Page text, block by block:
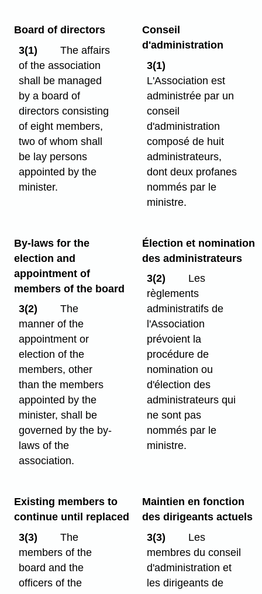
Board of directors
3(1)
The affairs
of the association
shall be managed
by a board of
directors consisting
of eight members,
two of whom shall
be lay persons
appointed by the
minister.
Conseil
d'administration
3(1)
L'Association est
administrée par un
conseil
d'administration
composé de huit
administrateurs,
dont deux profanes
nommés par le
ministre.
By-laws for the
election and
appointment of
members of the board
3(2)
The
manner of the
appointment or
election of the
members, other
than the members
appointed by the
minister, shall be
governed by the by-
laws of the
association.
Élection et nomination
des administrateurs
3(2)
Les
règlements
administratifs de
l'Association
prévoient la
procédure de
nomination ou
d'élection des
administrateurs qui
ne sont pas
nommés par le
ministre.
Existing members to
continue until replaced
3(3)
The
members of the
board and the
officers of the
Maintien en fonction
des dirigeants actuels
3(3)
Les
membres du conseil
d'administration et
les dirigeants de